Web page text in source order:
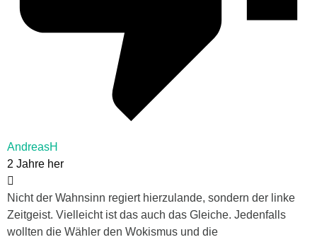
AndreasH
2 Jahre her
Nicht der Wahnsinn regiert hierzulande, sondern der linke
Zeitgeist. Vielleicht ist das auch das Gleiche. Jedenfalls
wollten die Wähler den Wokismus und die